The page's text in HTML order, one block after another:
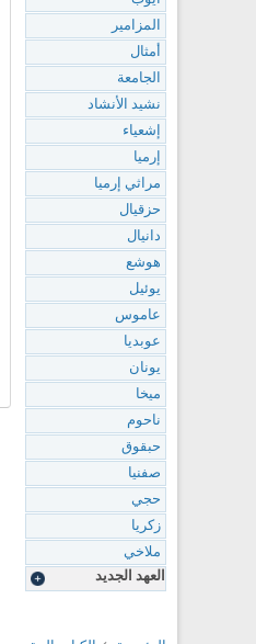
المزامير
أمثال
الجامعة
نشيد الأنشاد
إشعياء
إرميا
مراثي إرميا
حزقيال
دانيال
هوشع
يوئيل
عاموس
عوبديا
يونان
ميخا
ناحوم
حبقوق
صفنيا
حجي
زكريا
ملاخي
العهد الجديد